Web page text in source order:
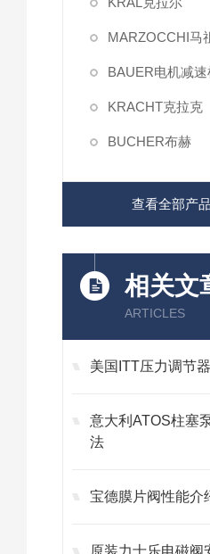
MARZOCCHI马
BAUER电机减速
KRACHT克拉克
BUCHER布赫
查看全部产
相关文
ARTICLES
美国ITT压力调节
意大利ATOS柱塞
法
宝德膜片阀性能介
原装力士乐电磁阀